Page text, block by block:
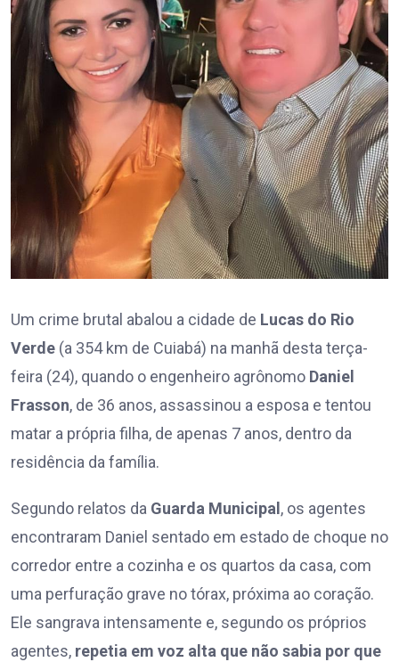
Um crime brutal abalou a cidade de Lucas do Rio
Verde (a 354 km de Cuiabá) na manhã desta terça-
feira (24), quando o engenheiro agrônomo Daniel
Frasson, de 36 anos, assassinou a esposa e tentou
matar a própria filha, de apenas 7 anos, dentro da
residência da família.
Segundo relatos da Guarda Municipal , os agentes
encontraram Daniel sentado em estado de choque no
corredor entre a cozinha e os quartos da casa, com
uma perfuração grave no tórax, próxima ao coração.
Ele sangrava intensamente e, segundo os próprios
agentes, repetia em voz alta que não sabia por que